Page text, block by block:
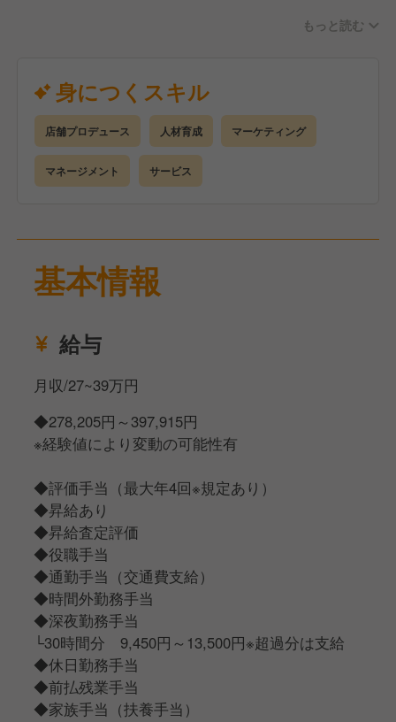
その為、作業のみではなく店舗の総合的なマネージメ
【具体的には】
・調理（または補助）
・仕込み
・ホール業務のサポート
・発注
未経験者の方には研修もあり安心して学んでいただく
環境をご用意しています。
たい」「幅広いスキルアップがしたい」などご自身の
当者やメニュー開発、仕入れ担当など専門的なポジシ
ョンにキャリアアップも目指せます！
もっと読む
身につくスキル
店舗プロデュース 人材育成 マーケティング
マネージメント サービス
基本情報
給与
月収/27~39万円
◆278,205円～397,915円
※経験値により変動の可能性有
◆評価手当（最大年4回※規定あり）
◆昇給あり
◆昇給査定評価
◆役職手当
◆通勤手当（交通費支給）
◆時間外勤務手当
◆深夜勤務手当
└30時間分 9,450円～13,500円※超過分は支給
◆休日勤務手当
◆前払残業手当
◆家族手当（扶養手当）